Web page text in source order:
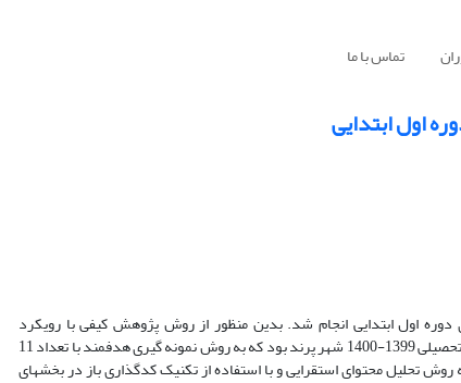
تماس با ما
اول ابتدایی
اول ابتدایی انجام شد. بدین منظور از روش پژوهش کیفی با رویکرد
پدیدارشناسی استفاده گردید. مشارکت­ کنندگان در پژوهش شامل معلمان دوره اول ابتدایی در سال تحصیلی 1399-1400 شهر پرند بود که به روش نمونه ­گیری هدفمند با تعداد 11
تحلیل محتوای استقرایی و با استفاده از تکنیک کدگذاری باز در بخش­های